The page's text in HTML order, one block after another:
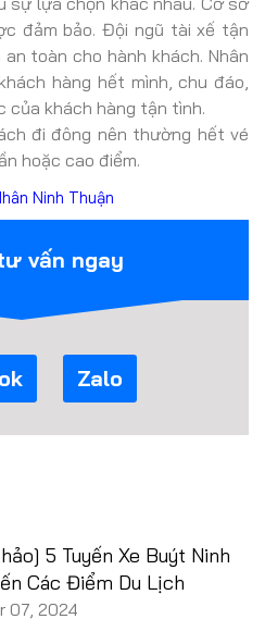
đảm bảo. Đội ngũ tài xế tận
toàn cho hành khách. Nhân
hàng hết mình, chu đáo,
của khách hàng tận tình.
đi đông nên thường hết vé
hoặc cao điểm.
Ninh Thuận
vấn ngay
Zalo
5 Tuyến Xe Buýt Ninh
Các Điểm Du Lịch
07, 2024